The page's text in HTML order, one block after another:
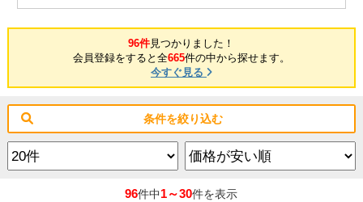
96件見つかりました！
会員登録をすると全665件の中から探せます。
今すぐ見る
条件を絞り込む
96件中1～30件を表示